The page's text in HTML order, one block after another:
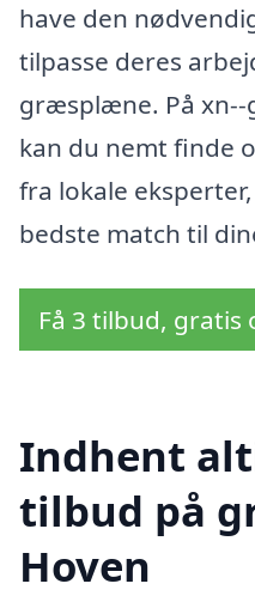
have den
tilpasse deres
græsplæne. På
kan du nemt finde
fra lokale
bedste match til
Få 3 tilbud,
Indhent
tilbud på
Hoven